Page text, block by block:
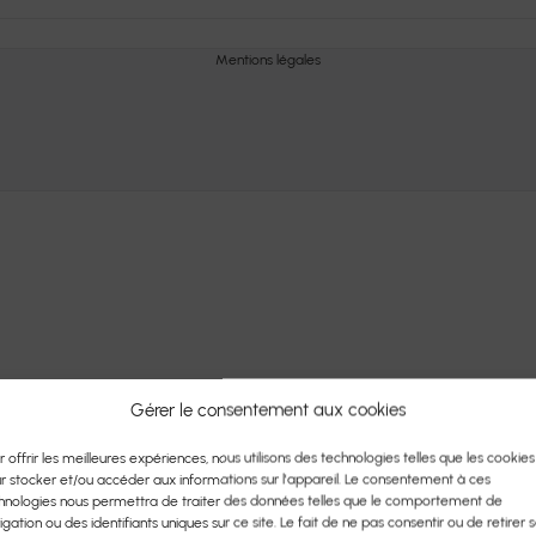
Gérer le consentement aux cookies
offrir les meilleures expériences, nous utilisons des technologies telles que les cookies
stocker et/ou accéder aux informations sur l'appareil. Le consentement à ces
nous permettra de traiter des données telles que le comportement de
ou des identifiants uniques sur ce site. Le fait de ne pas consentir ou de retirer
Mentions légales